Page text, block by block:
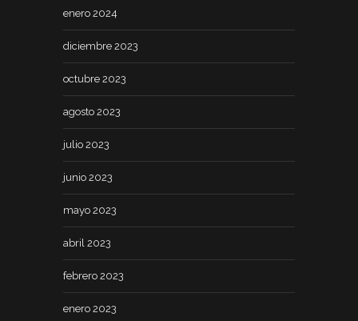
enero 2024
diciembre 2023
octubre 2023
agosto 2023
julio 2023
junio 2023
mayo 2023
abril 2023
febrero 2023
enero 2023